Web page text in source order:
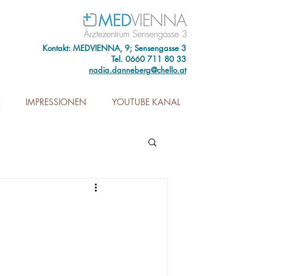
Kontakt: MEDVIENNA, 9; Sensengasse 3
Tel. 0660 711 80 33
nadia.danneberg@chello.at
IMPRESSIONEN YOUTUBE KANAL